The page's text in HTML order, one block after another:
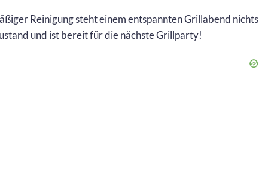
Reinigung steht einem entspannten Grillabend nichts
und ist bereit für die nächste Grillparty!